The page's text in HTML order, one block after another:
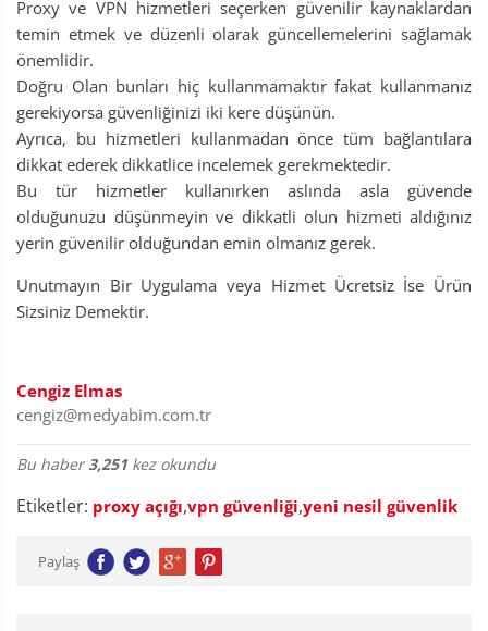
Proxy ve VPN hizmetleri seçerken güvenilir kaynaklardan
temin etmek ve düzenli olarak güncellemelerini sağlamak
önemlidir.
Doğru Olan bunları hiç kullanmamaktır fakat kullanmanız
gerekiyorsa güvenliğinizi iki kere düşünün.
Ayrıca, bu hizmetleri kullanmadan önce tüm bağlantılara
dikkat ederek dikkatlice incelemek gerekmektedir.
Bu tür hizmetler kullanırken aslında asla güvende
olduğunuzu düşünmeyin ve dikkatli olun hizmeti aldığınız
yerin güvenilir olduğundan emin olmanız gerek.
Unutmayın Bir Uygulama veya Hizmet Ücretsiz İse Ürün
Sizsiniz Demektir.
Cengiz Elmas
cengiz@medyabim.com.tr
Bu haber3,251 kez okundu
Etiketler: proxy açığı,vpn güvenliği,yeni nesil güvenlik
Paylaş